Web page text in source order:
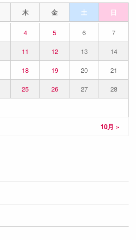
木 金 土 日
10月 »
4 5 6
7
11 12 13
14
18 19 20
21
25 26 27
28